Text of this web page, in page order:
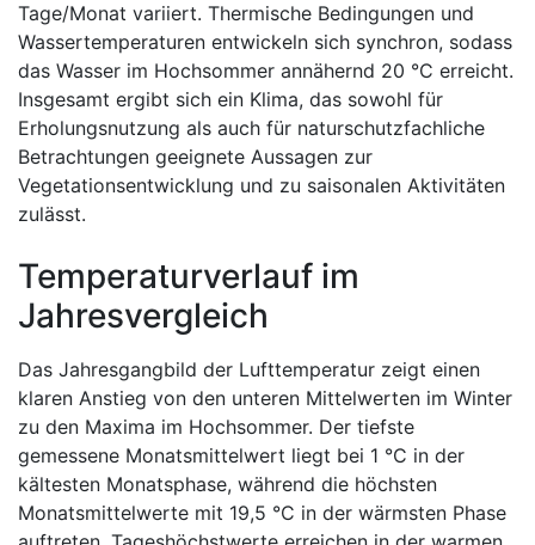
Tage/Monat variiert. Thermische Bedingungen und
Wassertemperaturen entwickeln sich synchron, sodass
das Wasser im Hochsommer annähernd 20 °C erreicht.
Insgesamt ergibt sich ein Klima, das sowohl für
Erholungsnutzung als auch für naturschutzfachliche
Betrachtungen geeignete Aussagen zur
Vegetationsentwicklung und zu saisonalen Aktivitäten
zulässt.
Temperaturverlauf im
Jahresvergleich
Das Jahresgangbild der Lufttemperatur zeigt einen
klaren Anstieg von den unteren Mittelwerten im Winter
zu den Maxima im Hochsommer. Der tiefste
gemessene Monatsmittelwert liegt bei 1 °C in der
kältesten Monatsphase, während die höchsten
Monatsmittelwerte mit 19,5 °C in der wärmsten Phase